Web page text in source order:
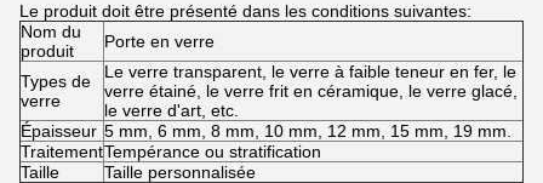
Le produit doit être présenté dans les conditions suivantes:
Nom du
produit
Porte en verre
Types de
verre
Le verre transparent, le verre à faible teneur en fer, le
verre étainé, le verre frit en céramique, le verre glacé,
le verre d'art, etc.
Épaisseur 5 mm, 6 mm, 8 mm, 10 mm, 12 mm, 15 mm, 19 mm.
TraitementTempérance ou stratification
Taille
Taille personnalisée